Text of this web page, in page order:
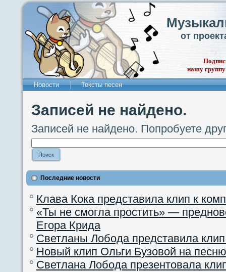
от
нашу
Новости Тексты песен
Записей не найдено.
Записей не найдено. Попробуете
Последние новости
Клава Кока представила клип к
«Ты не смогла простить» —
Егора Крида
Светланы Лобода представила
Новый клип Ольги Бузовой на
Светлана Лобода презентовала